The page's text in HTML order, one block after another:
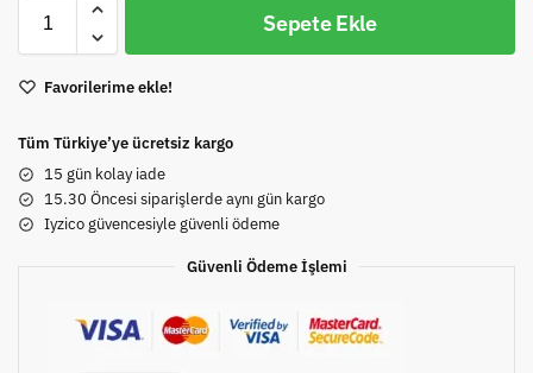
Sepete Ekle
Favorilerime ekle!
Tüm Türkiye’ye ücretsiz kargo
15 gün kolay iade
15.30 Öncesi siparişlerde aynı gün kargo
Iyzico güvencesiyle güvenli ödeme
Güvenli Ödeme İşlemi